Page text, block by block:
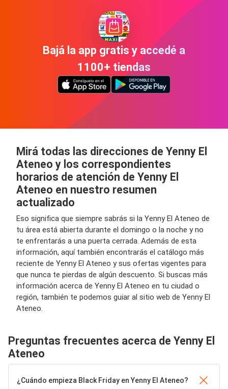
Bajá la app gratis y accedé a
1100+ tiendas
Mirá todas las direcciones de Yenny El
Ateneo y los correspondientes
horarios de atención de Yenny El
Ateneo en nuestro resumen
actualizado
Eso significa que siempre sabrás si la Yenny El Ateneo de
tu área está abierta durante el domingo o la noche y no
te enfrentarás a una puerta cerrada. Además de esta
información, aquí también encontrarás el catálogo más
reciente de Yenny El Ateneo y sus ofertas vigentes para
que nunca te pierdas de algún descuento. Si buscas más
información acerca de Yenny El Ateneo en tu ciudad o
región, también te podemos guiar al sitio web de Yenny El
Ateneo.
Preguntas frecuentes acerca de Yenny El
Ateneo
¿Cuándo empieza Black Friday en Yenny El Ateneo?